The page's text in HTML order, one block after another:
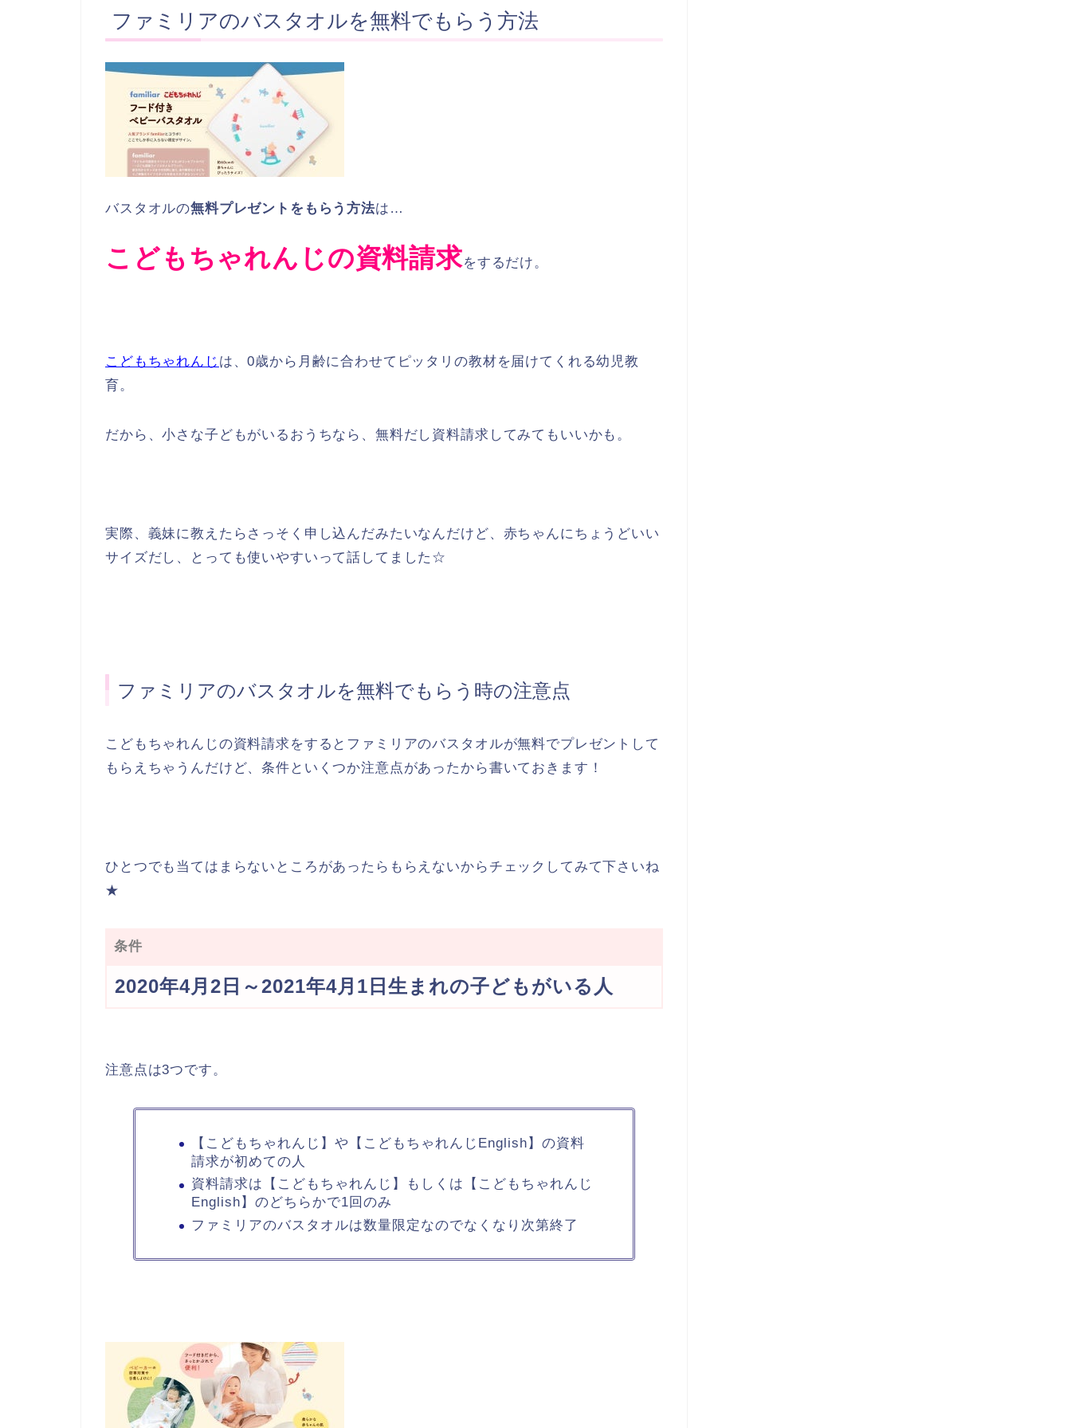
ファミリアのバスタオルを無料でもらう方法
バスタオルの無料プレゼントをもらう方法は…
こどもちゃれんじの資料請求をするだけ。
こどもちゃれんじ は、0歳から月齢に合わせてピッタリの教材を届けてくれる幼児教
育。
だから、小さな子どもがいるおうちなら、無料だし資料請求してみてもいいかも。
実際、義妹に教えたらさっそく申し込んだみたいなんだけど、赤ちゃんにちょうどいい
サイズだし、とっても使いやすいって話してました☆
ファミリアのバスタオルを無料でもらう時の注意点
こどもちゃれんじの資料請求をするとファミリアのバスタオルが無料でプレゼントして
もらえちゃうんだけど、条件といくつか注意点があったから書いておきます！
ひとつでも当てはまらないところがあったらもらえないからチェックしてみて下さいね
★
条件
2020年4月2日～2021年4月1日生まれの子どもがいる人
注意点は3つです。
【こどもちゃれんじ】や【こどもちゃれんじEnglish】の資料
請求が初めての人
資料請求は【こどもちゃれんじ】もしくは【こどもちゃれんじ
English】のどちらかで1回のみ
ファミリアのバスタオルは数量限定なのでなくなり次第終了